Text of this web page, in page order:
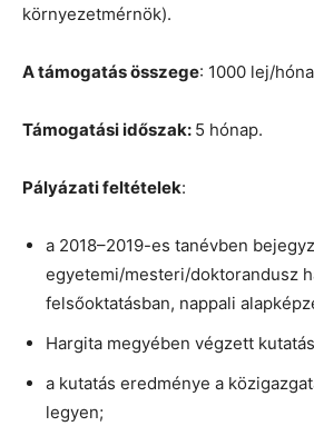
környezetmérnök).
A támogatás összege: 1000 lej/
Támogatási időszak: 5 hónap.
Pályázati feltételek:
a 2018–2019-es tanévben
egyetemi/mesteri/doktorandusz
felsőoktatásban, nappali
Hargita megyében végzett
a kutatás eredménye a
legyen;